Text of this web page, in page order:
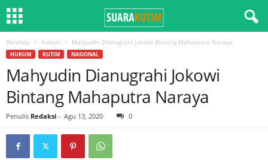
Beranda hukum Mahyudin Dianugrahi Jokowi Bintang Mahaputra Naraya
HUKUM KUTIM NASIONAL
Mahyudin Dianugrahi Jokowi
Bintang Mahaputra Naraya
Penulis Redaksi - Agu 13, 2020 0